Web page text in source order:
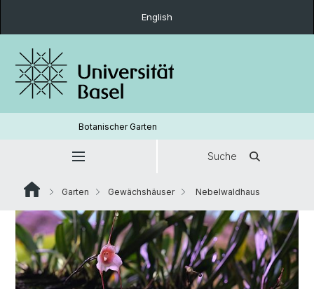
English
Botanischer Garten
Suche
Garten Gewächshäuser Nebelwaldhaus